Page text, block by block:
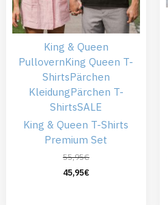
King & Queen
PullovernKing Queen T-
ShirtsPärchen
KleidungPärchen T-
ShirtsSALE
King & Queen T-Shirts
Premium Set
55,95€
45,95€